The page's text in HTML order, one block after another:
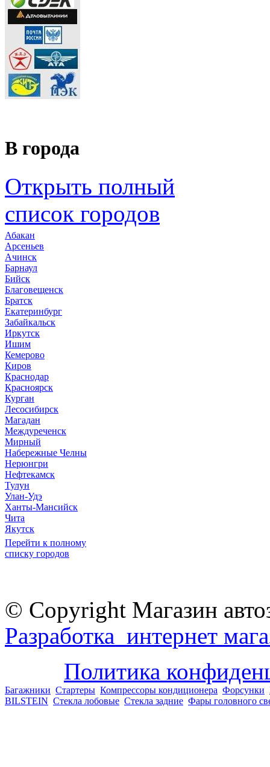
В города
Открыть полный
список городов
Абакан
Арсеньев
Ачинск
Барнаул
Бийск
Благовещенск
Братск
Екатеринбург
Забайкальск
Иркутск
Ишим
Кемерово
Киров
Краснодар
Красноярск
Курган
Лесосибирск
Магадан
Междуреченск
Мирный
Набережные Челны
Нерюнгри
Нефтекамск
Тулун
Улан-Удэ
Ханты-Мансийск
Чита
Якутск
Перейти к полному
списку городов
© Copyright Магазин
Разработка интернет
Политика
Багажники Стартеры Компрессоры кондиционера Форсунки
BILSTEIN Стекла лобовые Стекла задние Фары головного